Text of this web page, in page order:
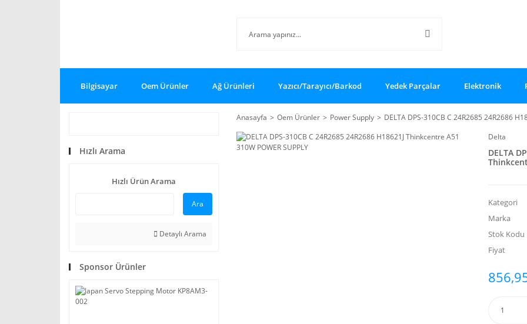
Bilgisayar Oem Ürünler Ağ Ürünleri Yazıcı/Tarayıcı/Barkod Yedek Parçalar Elektronik
Hızlı Arama
Hızlı Ürün Arama
Ara
Detaylı Arama
Sponsor Ürünler
Anasayfa Oem Ürünler Power Supply
DELTA DPS-310CB C 24R2685 24R2686
Delta
DELTA
Kategori
Marka
Stok Kodu
Fiyat